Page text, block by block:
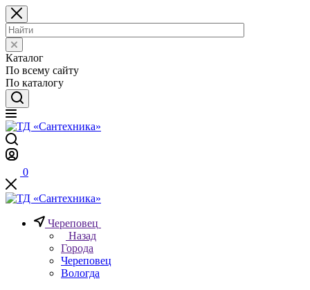
Каталог
По всему сайту
По каталогу
0
Череповец
Назад
Города
Череповец
Вологда